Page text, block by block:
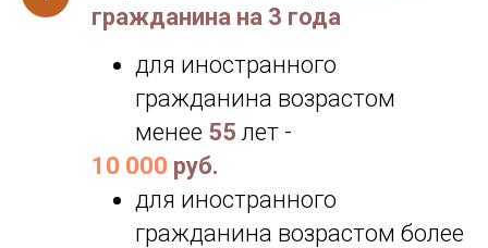
гражданина на 3 года
для иностранного
гражданина возрастом
менее 55 лет -
10 000 руб.
для иностранного
гражданина возрастом более